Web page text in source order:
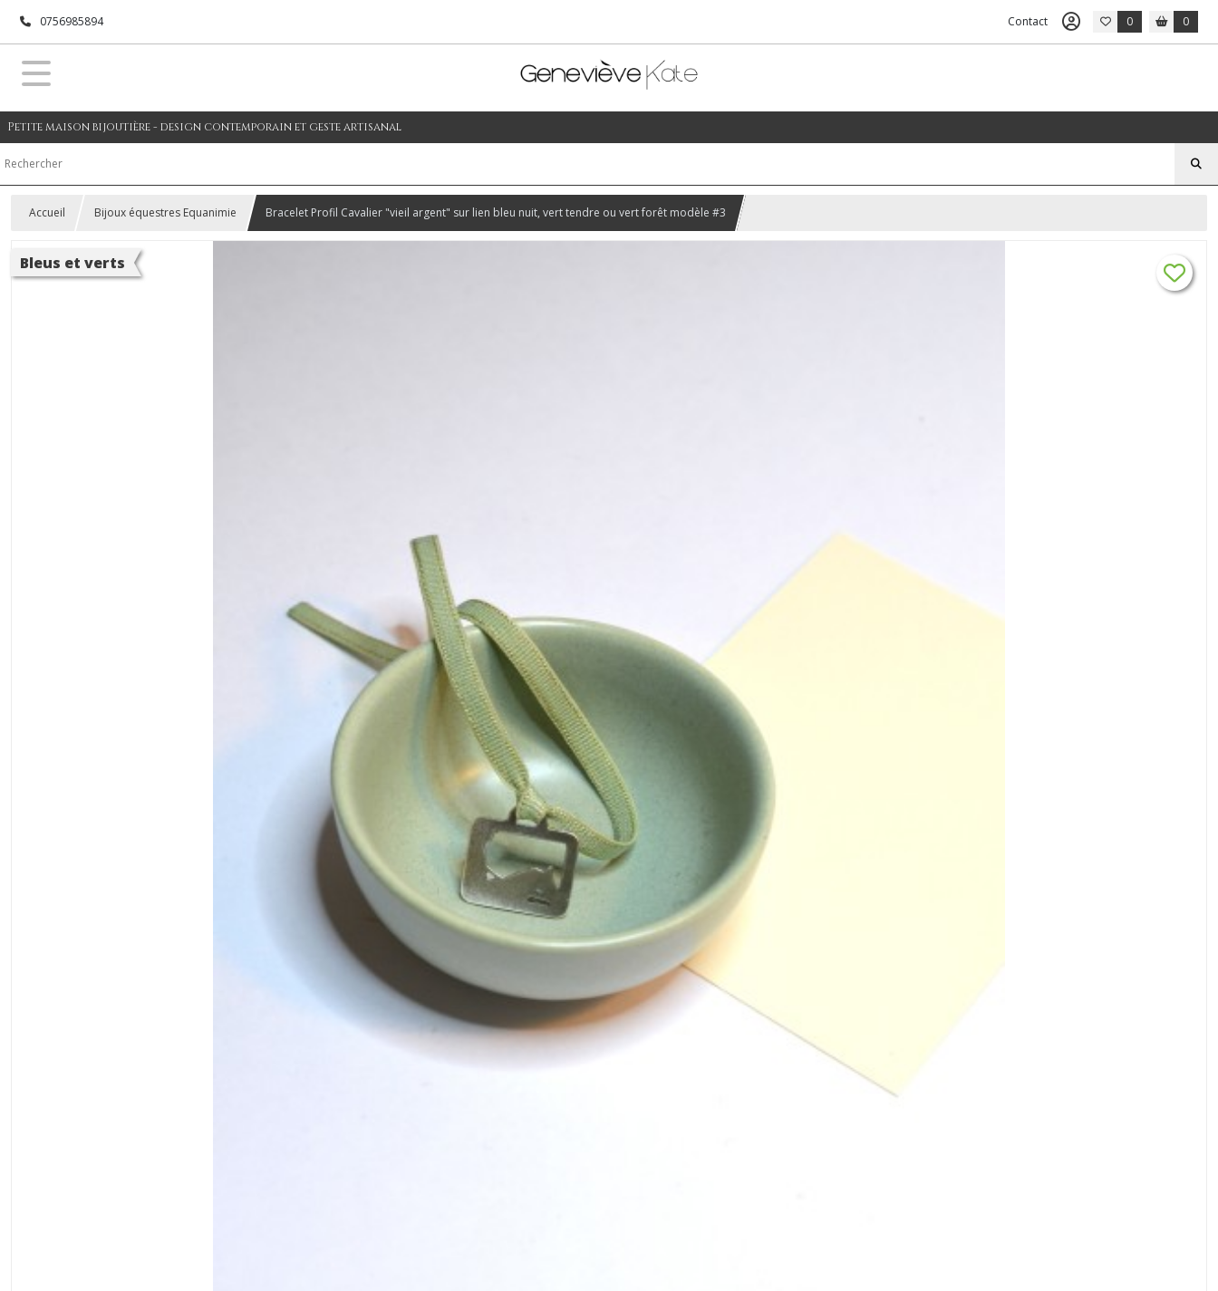
0756985894 Contact 0 0
Petite maison bijoutière - design contemporain et geste artisanal
Accueil Bijoux équestres Equanimie Bracelet Profil Cavalier "vieil argent" sur lien bleu nuit, vert tendre ou vert forêt modèle #3
Bleus et verts